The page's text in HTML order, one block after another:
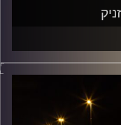
ותחזיר אותנו